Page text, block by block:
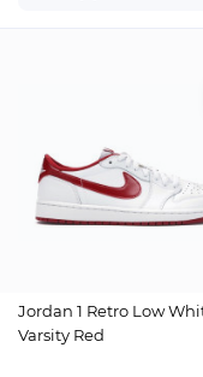
Jordan 1 Retro Low
Varsity Red